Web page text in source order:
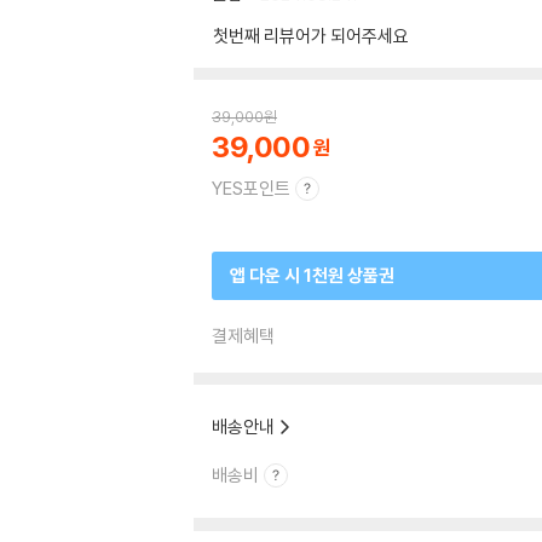
첫번째 리뷰어가 되어주세요
39,000원
39,000
YES포인트
앱 다운 시 1천원 상품권
결제혜택
배송안내
배송비